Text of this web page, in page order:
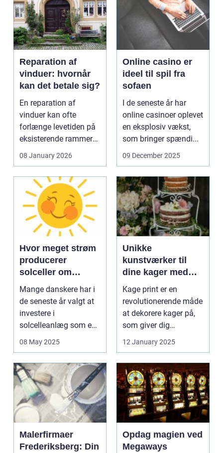
Reparation af
vinduer: hvornår
kan det betale sig?
En reparation af
vinduer kan ofte
forlænge levetiden på
eksisterende rammer
og glas med ...
08 January 2026
Online casino er
ideel til spil fra
sofaen
I de seneste år har
online casinoer oplevet
en eksplosiv vækst,
som bringer spændi...
09 December 2025
Hvor meget strøm
producerer
solceller om
vinteren?
Mange danskere har i
de seneste år valgt at
investere i
solcelleanlæg som en
bæred...
08 May 2025
Unikke
kunstværker til
dine kager med
kage print
Kage print er en
revolutionerende måde
at dekorere kager på,
som giver dig
mulighed for ...
12 January 2025
Malerfirmaer
Frederiksberg: Din
Opdag magien ved
Megaways